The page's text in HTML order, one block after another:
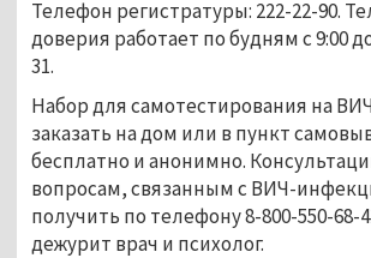
Телефон регистратуры: 222-22-90.
доверия работает по будням с 9:00
31.
Набор для самотестирования на
заказать на дом или в пункт
бесплатно и анонимно.
вопросам, связанным с ВИЧ-
получить по телефону 8-800-550-68-
дежурит врач и психолог.